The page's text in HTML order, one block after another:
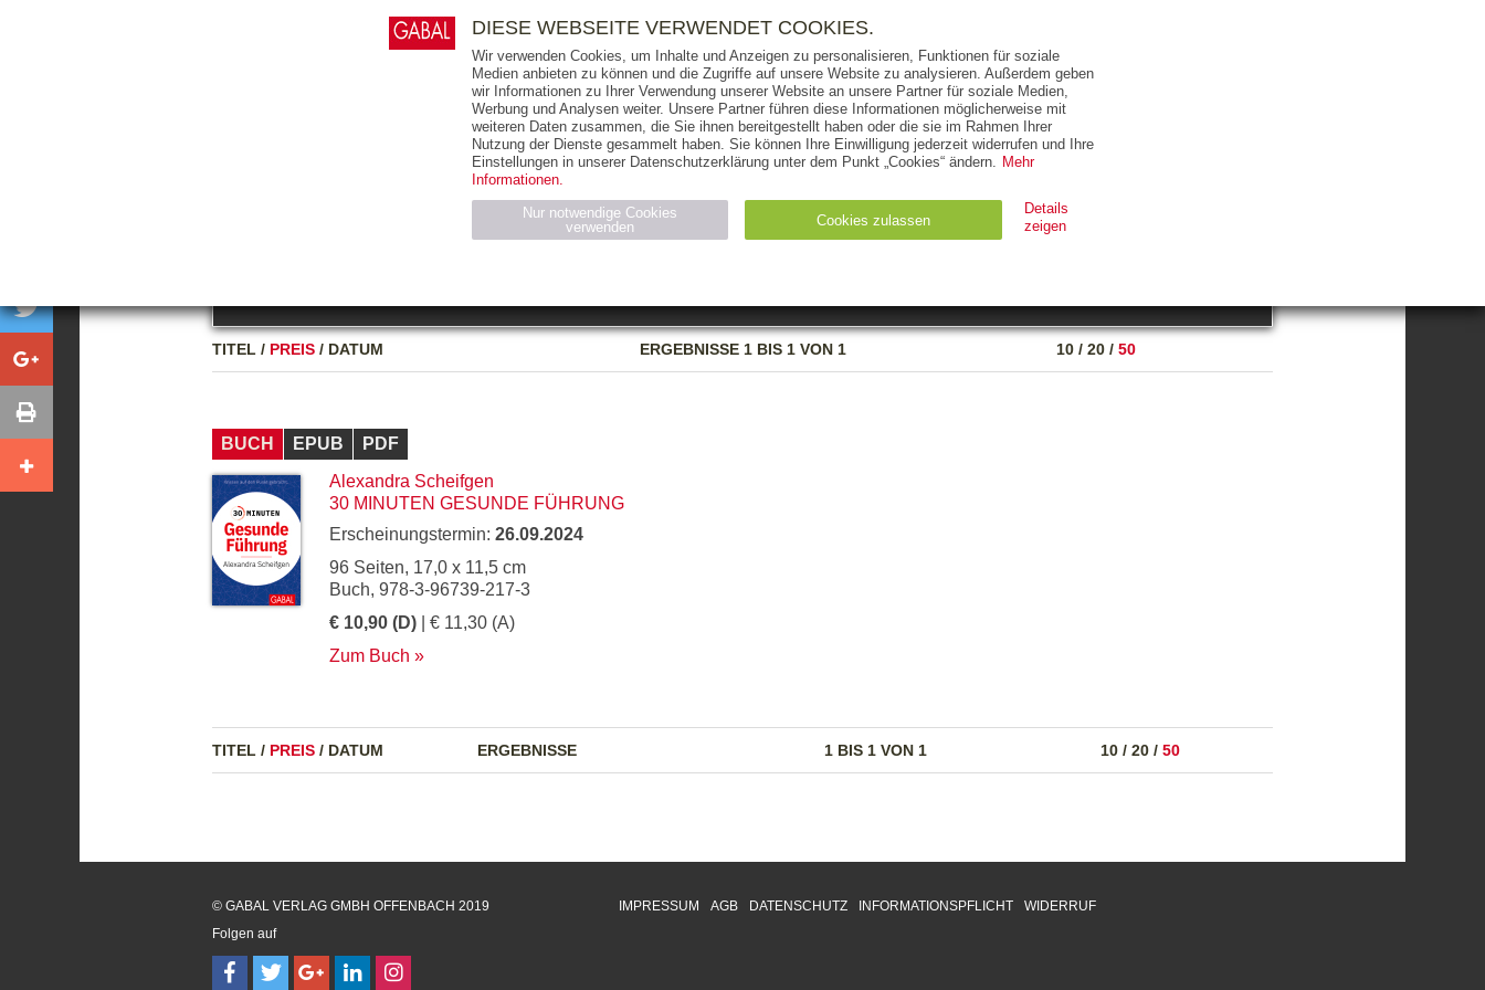
AUSGABEART AUS DER REIHE ZUM THEMA
TITEL / PREIS / DATUM ERGEBNISSE1 BIS 1 VON 1 10 / 20 / 50
BUCH EPUB
PDF
Alexandra Scheifgen
30 MINUTEN GESUNDE FÜHRUNG
Erscheinungstermin: 26.09.2024
96 Seiten, 17,0 x 11,5 cm
Buch, 978-3-96739-217-3
€ 10,90 (D) | € 11,30 (A)
Zum Buch
TITEL / PREIS / DATUM ERGEBNISSE 1 BIS 1 VON 1 10 / 20 / 50
E-BOOKS AUDIO-CDS MP3 NON-BOOKS
THEMEN AUTOREN VERLAG
RIGHTS PRESSE HANDEL FÜR UNTERNEHMEN
IMPRESSUM AGB DATENSCHUTZ INFORMATIONSPFLICHT WIDERRUF
© GABAL VERLAG GMBH OFFENBACH 2019
Folgen auf
DIESE WEBSEITE VERWENDET COOKIES.
Wir verwenden Cookies, um Inhalte und Anzeigen zu personalisieren, Funktionen für soziale
Medien anbieten zu können und die Zugriffe auf unsere Website zu analysieren. Außerdem geben
wir Informationen zu Ihrer Verwendung unserer Website an unsere Partner für soziale Medien,
Werbung und Analysen weiter. Unsere Partner führen diese Informationen möglicherweise mit
weiteren Daten zusammen, die Sie ihnen bereitgestellt haben oder die sie im Rahmen Ihrer
Nutzung der Dienste gesammelt haben. Sie können Ihre Einwilligung jederzeit widerrufen und Ihre
Einstellungen in unserer Datenschutzerklärung unter dem Punkt „Cookies“ ändern. Mehr
Informationen.
Nur notwendige Cookies
verwenden
Cookies zulassen
Details
zeigen
Name Anbieter Zweck Ablauf
Typ
Wird für die Speicherung der Benutzer-Session verwendet HTTP